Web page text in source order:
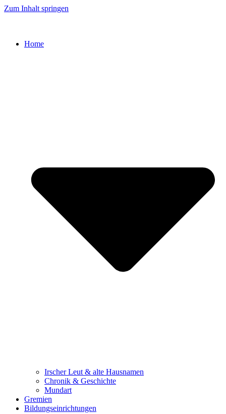
Zum Inhalt springen
Home
Irscher Leut & alte Hausnamen
Chronik & Geschichte
Mundart
Gremien
Bildungseinrichtungen